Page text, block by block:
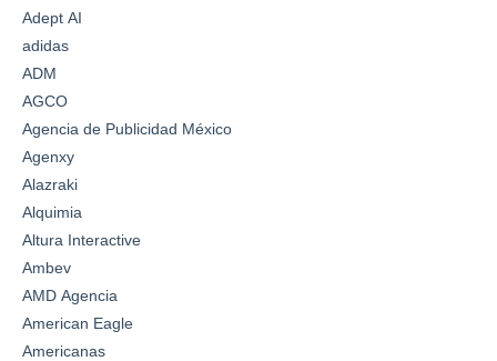
Adept AI
adidas
ADM
AGCO
Agencia de Publicidad México
Agenxy
Alazraki
Alquimia
Altura Interactive
Ambev
AMD Agencia
American Eagle
Americanas